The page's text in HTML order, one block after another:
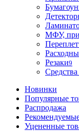
МФУ,
Резаки9
Средства
Новинки
Популярные
Распродажа
Уцененные